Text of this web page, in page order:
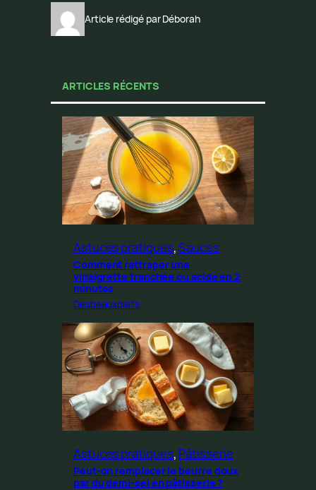
Article rédigé par Déborah
ARTICLES RÉCENTS
Astuces pratiques, Sauces
Comment rattraper une
vinaigrette tranchée ou acide en 2
minutes
Desbeauxplats
Astuces pratiques, Pâtisserie
Peut-on remplacer le beurre doux
par du demi-sel en pâtisserie ?